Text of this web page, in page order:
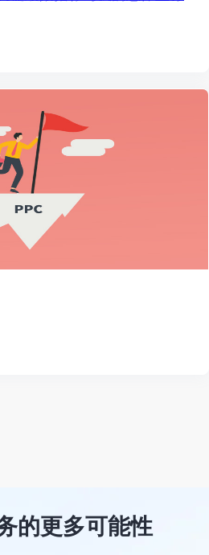
的更多可能性